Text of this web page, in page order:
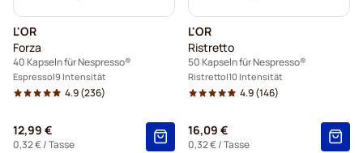
L'OR
Forza
40 Kapseln für Nespresso®
Espresso 9 Intensität
4.9(236)
12,99 €
0,32 €/ Tasse
L'OR
Ristretto
50 Kapseln für Nespresso®
Ristretto 10 Intensität
4.9(146)
16,09 €
0,32 €/ Tasse